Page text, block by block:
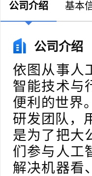
公司介绍 基本
公司介绍
依图从事人
智能技术与
便利的世界
研发团队，
是为了把大
们参与人工
解决机器看